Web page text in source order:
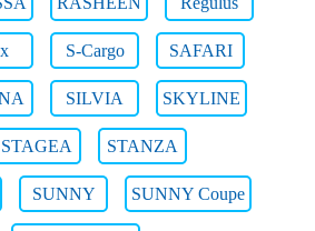
S-Cargo SAFARI
SILVIA SKYLINE
STAGEA STANZA
SUNNY SUNNY Coupe